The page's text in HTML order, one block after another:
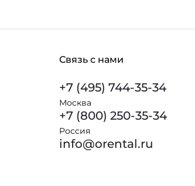
Связь с нами
+7 (495) 744-35-34
Москва
+7 (800) 250-35-34
Россия
info@orental.ru